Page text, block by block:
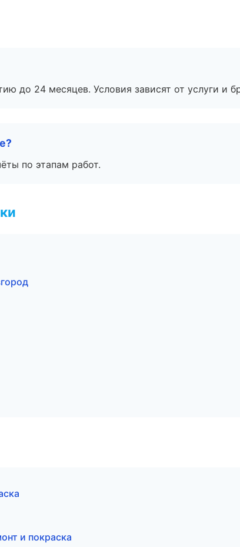
до 24 месяцев. Условия зависят от услуги и
по этапам работ.
и покраска